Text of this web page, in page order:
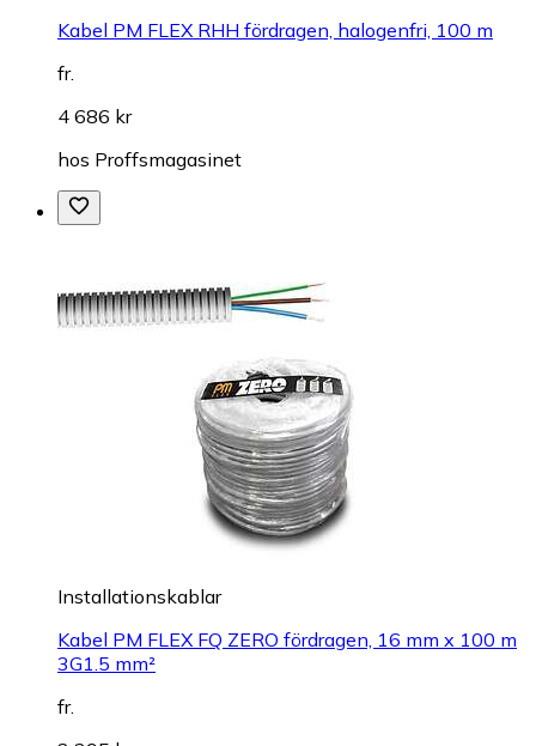
Kabel PM FLEX RHH fördragen, halogenfri, 100 m
fr.
4 686 kr
hos Proffsmagasinet
Installationskablar
Kabel PM FLEX FQ ZERO fördragen, 16 mm x 100 m
3G1.5 mm²
fr.